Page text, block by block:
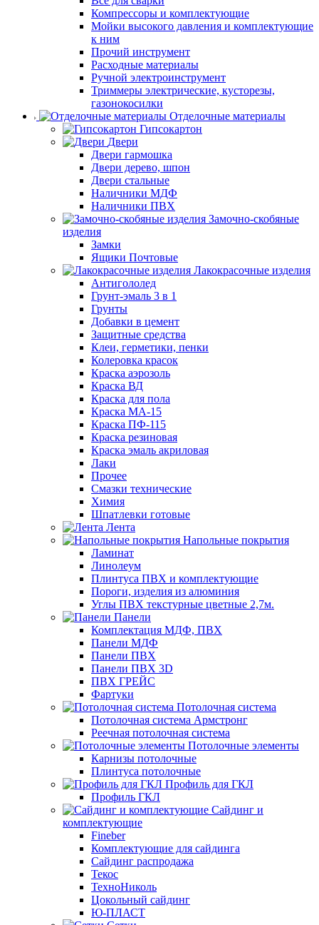
Компрессоры и комплектующие
Мойки высокого давления и комплектующие
к ним
Прочий инструмент
Расходные материалы
Ручной электроинструмент
Триммеры электрические, кусторезы,
газонокосилки
Отделочные материалы
Гипсокартон
Двери
Двери гармошка
Двери дерево, шпон
Двери стальные
Наличники МДФ
Наличники ПВХ
Замочно-скобяные
изделия
Замки
Ящики Почтовые
Лакокрасочные изделия
Антигололед
Грунт-эмаль 3 в 1
Грунты
Добавки в цемент
Защитные средства
Клеи, герметики, пенки
Колеровка красок
Краска аэрозоль
Краска ВД
Краска для пола
Краска МА-15
Краска ПФ-115
Краска резиновая
Краска эмаль акриловая
Лаки
Прочее
Смазки технические
Химия
Шпатлевки готовые
Лента
Напольные покрытия
Ламинат
Линолеум
Плинтуса ПВХ и комплектующие
Пороги, изделия из алюминия
Углы ПВХ текстурные цветные 2,7м.
Панели
Комплектация МДФ, ПВХ
Панели МДФ
Панели ПВХ
Панели ПВХ 3D
ПВХ ГРЕЙС
Фартуки
Потолочная система
Потолочная система Армстронг
Реечная потолочная система
Потолочные элементы
Карнизы потолочные
Плинтуса потолочные
Профиль для ГКЛ
Профиль ГКЛ
Сайдинг и
комплектующие
Fineber
Комплектующие для сайдинга
Сайдинг распродажа
Текос
ТехноНиколь
Цокольный сайдинг
Ю-ПЛАСТ